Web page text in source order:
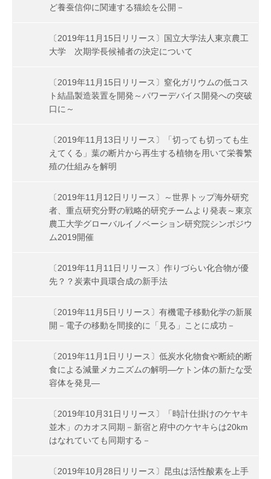
ど養蚕信仰に関連する猫絵を公開－
〔2019年11月15日リリース〕国立大学法人東京農工
大学 次期学長候補者の決定について
〔2019年11月15日リリース〕窒化ガリウムの低コス
ト結晶製造装置を開発～パワーデバイス開発への突破
口に～
〔2019年11月13日リリース〕「切っても切っても生
えてくる」葉の断片から再生する植物を用いて栄養繁
殖の仕組みを解明
〔2019年11月12日リリース〕～世界トップ海外研究
者、重点研究分野の戦略的研究チームより発表～東京
農工大学グローバルイノベーション研究院シンポジウ
ム2019開催
〔2019年11月11日リリース〕作りづらい化合物が優
先？？炭素中員環合成の新手法
〔2019年11月5日リリース〕有機電子移動化学の新展
開－電子の移動を間接的に「見る」ことに成功－
〔2019年11月1日リリース〕低炭水化物食や断続的断
食による減量メカニズムの解明―ケトン体の新たな受
容体を発見―
〔2019年10月31日リリース〕「時計仕掛けのケヤキ
並木」のカオス同期－新宿と府中のケヤキらは20km
はなれていても同期する－
〔2019年10月28日リリース〕昆虫は活性酸素を上手